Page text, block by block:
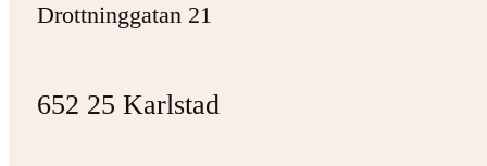
Drottninggatan 21
652 25 Karlstad